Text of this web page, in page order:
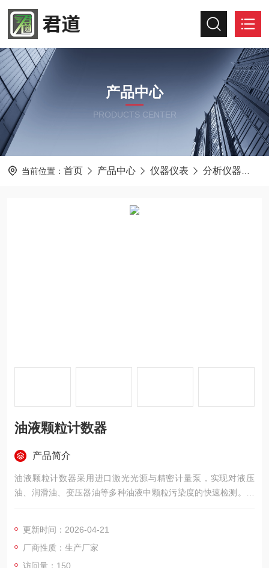
产品中心
PRODUCTS CENTER
当前位置： 首页 产品中心 仪器仪表 分析仪器
油液颗粒计数器
产品简介
油液颗粒计数器采用进口激光光源与精密计量泵，实现对液压
油、润滑油、变压器油等多种油液中颗粒污染度的快速检测。设
备内置多种主流污染度标准，支持瓶式取样与在线检测双模式
更新时间：2026-04-21
厂商性质：生产厂家
访问量：150